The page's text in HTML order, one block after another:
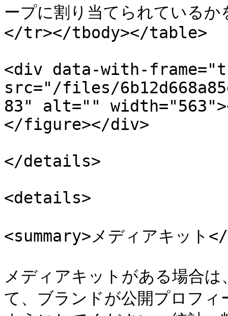
ープに割り当てられている
</tr></tbody></table>
<div data-with-
src="/files/
83" alt=""
</figure></div>
</details>
<details>
<summary>メディアキット
メディアキットがある場合
て、ブランドが公開プロフ